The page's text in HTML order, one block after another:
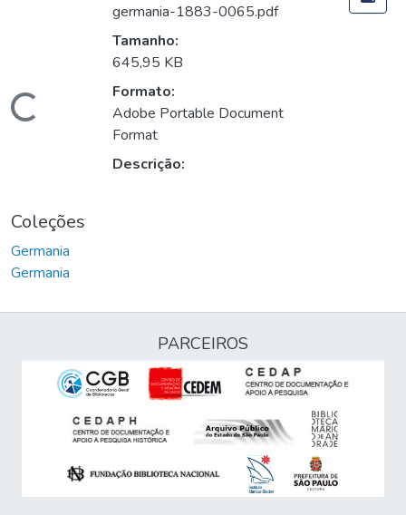
Carregando...
germania-1883-0065.pdf
Tamanho:
645,95 KB
Formato:
Adobe Portable Document
Format
Descrição:
Coleções
Germania
Germania
PARCEIROS